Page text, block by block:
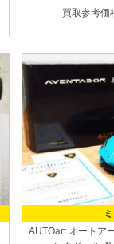
買取参考価
AUTOart オートア